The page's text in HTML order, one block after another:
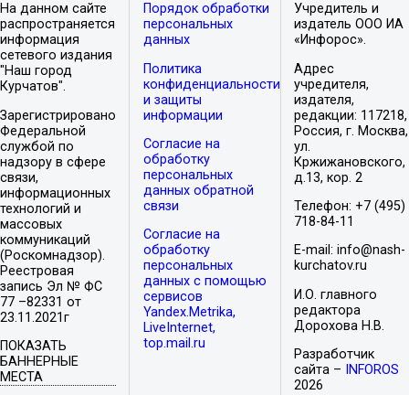
На данном сайте
распространяется
информация
сетевого издания
"Наш город
Курчатов".
Зарегистрировано
Федеральной
службой по
надзору в сфере
связи,
информационных
технологий и
массовых
коммуникаций
(Роскомнадзор).
Реестровая
запись Эл № ФС
77 –82331 от
23.11.2021г
ПОКАЗАТЬ
БАННЕРНЫЕ
МЕСТА
Порядок обработки
персональных
данных
Политика
конфиденциальности
и защиты
информации
Согласие на
обработку
персональных
данных обратной
связи
Согласие на
обработку
персональных
данных с помощью
сервисов
Yandex.Metrika,
LiveInternet,
top.mail.ru
Учредитель и
издатель ООО ИА
«Инфорос».
Адрес
учредителя,
издателя,
редакции: 117218,
Россия, г. Москва,
ул.
Кржижановского,
д.13, кор. 2
Телефон: +7 (495)
718-84-11
E-mail: info@nash-
kurchatov.ru
И.О. главного
редактора
Дорохова Н.В.
Разработчик
сайта –
INFOROS
2026